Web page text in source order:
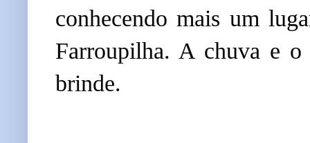
conhecendo mais um
Farroupilha. A chuva e
brinde.